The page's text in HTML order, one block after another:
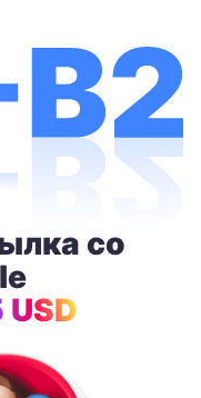
со
USD